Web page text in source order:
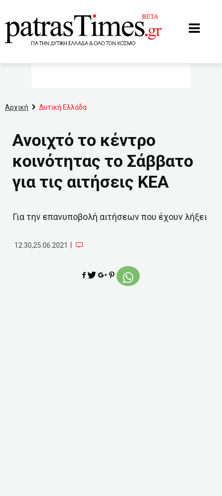
Αρχική Δυτική Ελλάδα
Ανοιχτό το κέντρο
κοινότητας το Σάββατο
για τις αιτήσεις ΚΕΑ
Για την επανυποβολή αιτήσεων που έχουν λήξει
12:30,25.06.2021